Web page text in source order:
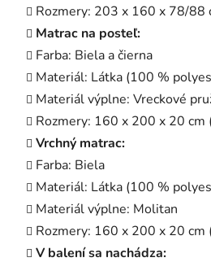
Rozmery: 203 x 160 x 78/88
Matrac na posteľ:
Farba: Biela a čierna
Materiál: Látka (100 %
Materiál výplne: Vreckové
Rozmery: 160 x 200 x 20 cm
Vrchný matrac:
Farba: Biela
Materiál: Látka (100 %
Materiál výplne: Molitan
Rozmery: 160 x 200 x 20 cm
V balení sa nachádza: